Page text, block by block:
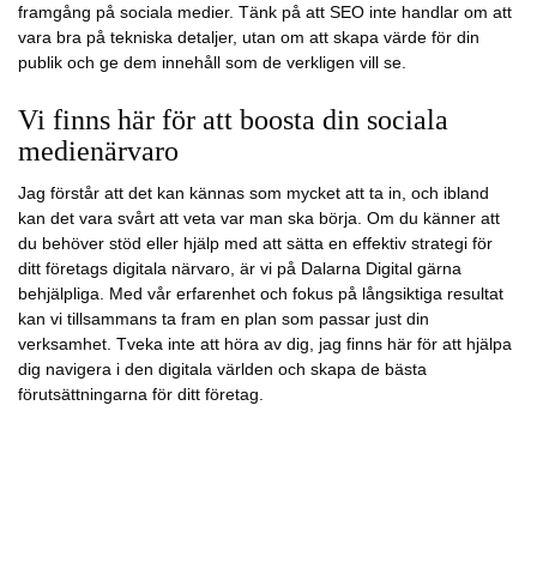
framgång på sociala medier. Tänk på att SEO inte handlar om att
vara bra på tekniska detaljer, utan om att skapa värde för din
publik och ge dem innehåll som de verkligen vill se.
Vi finns här för att boosta din sociala
medienärvaro
Jag förstår att det kan kännas som mycket att ta in, och ibland
kan det vara svårt att veta var man ska börja. Om du känner att
du behöver stöd eller hjälp med att sätta en effektiv strategi för
ditt företags digitala närvaro, är vi på Dalarna Digital gärna
behjälpliga. Med vår erfarenhet och fokus på långsiktiga resultat
kan vi tillsammans ta fram en plan som passar just din
verksamhet. Tveka inte att höra av dig, jag finns här för att hjälpa
dig navigera i den digitala världen och skapa de bästa
förutsättningarna för ditt företag.